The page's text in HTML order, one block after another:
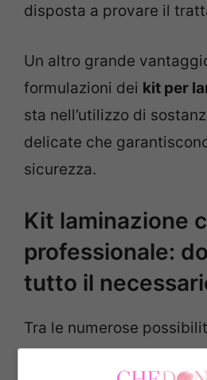
disposta a provare il
Un altro grande
formulazioni dei kit per
sta nell’utilizzo di
delicate che
sicurezza.
Kit laminazione
professionale:
tutto il
Tra le numerose
web moltissime lash